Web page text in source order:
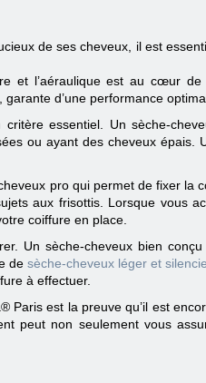
de ses cheveux, il est
et l’aéraulique est au cœur
d’une performance
essentiel. Un sèche-
ou ayant des cheveux épais.
pro qui permet de fixer la
aux frisottis. Lorsque vous
coiffure en place.
Un sèche-cheveux bien
de sèche-cheveux léger et
à effectuer.
est la preuve qu’il est
peut non seulement vous